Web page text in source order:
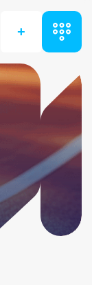
+